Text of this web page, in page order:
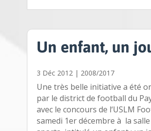
Un enfant, un
3 Déc 2012 | 2008/2017
Une très belle initiative a été
par le district de football du
avec le concours de l‘USLM
samedi 1er décembre à la salle